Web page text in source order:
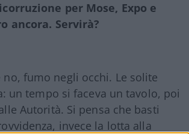
per Mose, Expo e
ancora. Servirà?
fumo negli occhi. Le solite
un tempo si faceva un tavolo, poi
Autorità. Si pensa che basti
invece la lotta alla